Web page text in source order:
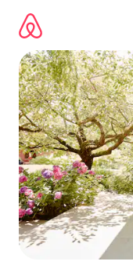
directement
contenu